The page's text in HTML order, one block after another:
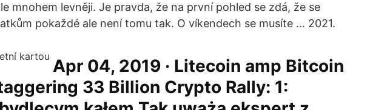
mnohem levněji. Je pravda, že na první pohled se zdá, že se
pokaždé ale není tomu tak. O víkendech se musíte … 2021.
Apr 04, 2019 · Litecoin amp Bitcoin
33 Billion Crypto Rally: 1: